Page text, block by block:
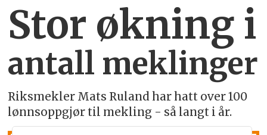
Stor økning i
antall meklinger
Riksmekler Mats Ruland har hatt over 100
lønnsoppgjør til mekling - så langt i år.